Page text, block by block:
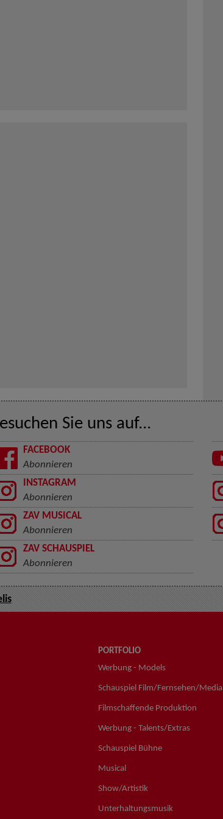
Sie uns auf...
FACEBOOK
Abonnieren
INSTAGRAM
Abonnieren
ZAV MUSICAL
Abonnieren
ZAV SCHAUSPIEL
Abonnieren
PORTFOLIO
Werbung - Models
Schauspiel Film/Fernsehen/Media
Filmschaffende Produktion
Werbung - Talents/Extras
Schauspiel Bühne
Musical
Show/Artistik
Unterhaltungsmusik